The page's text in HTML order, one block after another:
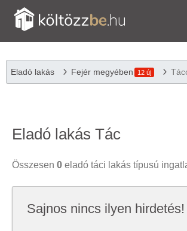
Eladó lakás Fejér megyében 12 új
Eladó lakás Tác
Összesen 0 eladó táci lakás típusú
Sajnos nincs ilyen hirdetés!